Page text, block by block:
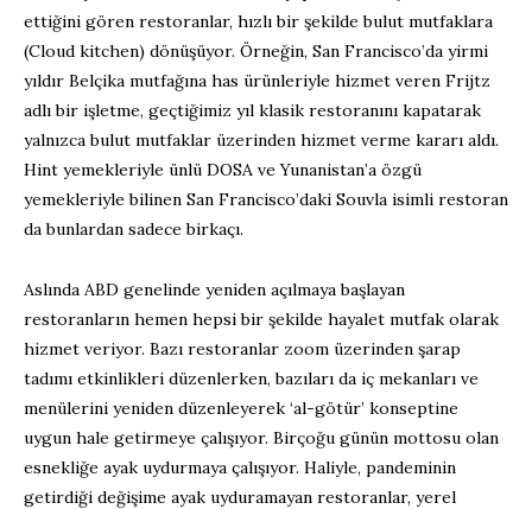
ettiğini gören restoranlar, hızlı bir şekilde bulut mutfaklara
(Cloud kitchen) dönüşüyor. Örneğin, San Francisco’da yirmi
yıldır Belçika mutfağına has ürünleriyle hizmet veren Frijtz
adlı bir işletme, geçtiğimiz yıl klasik restoranını kapatarak
yalnızca bulut mutfaklar üzerinden hizmet verme kararı aldı.
Hint yemekleriyle ünlü DOSA ve Yunanistan’a özgü
yemekleriyle bilinen San Francisco’daki Souvla isimli restoran
da bunlardan sadece birkaçı.
Aslında ABD genelinde yeniden açılmaya başlayan
restoranların hemen hepsi bir şekilde hayalet mutfak olarak
hizmet veriyor. Bazı restoranlar zoom üzerinden şarap
tadımı etkinlikleri düzenlerken, bazıları da iç mekanları ve
menülerini yeniden düzenleyerek ‘al-götür’ konseptine
uygun hale getirmeye çalışıyor. Birçoğu günün mottosu olan
esnekliğe ayak uydurmaya çalışıyor. Haliyle, pandeminin
getirdiği değişime ayak uyduramayan restoranlar, yerel